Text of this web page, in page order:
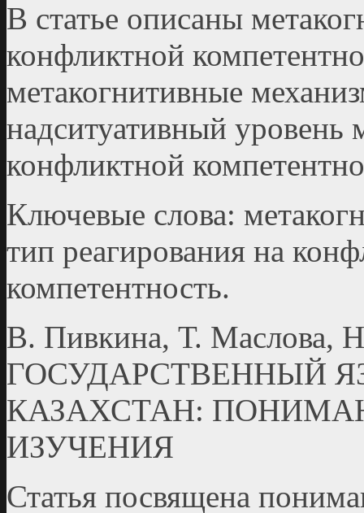
В статье описаны
конфликтной
метакогнитивные
надситуативный
конфликтной
Ключевые слова:
тип реагирования на
компетентность.
В. Пивкина, Т. Маслова,
ГОСУДАРСТВЕННЫЙ
КАЗАХСТАН:
ИЗУЧЕНИЯ
Статья посвящена